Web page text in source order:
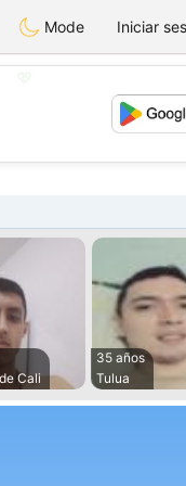
Mode Iniciar
Cali
35 años
Tulua